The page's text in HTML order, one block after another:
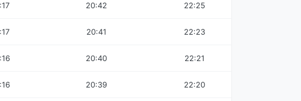
20:42 22:25
20:41 22:23
20:40 22:21
20:39 22:20